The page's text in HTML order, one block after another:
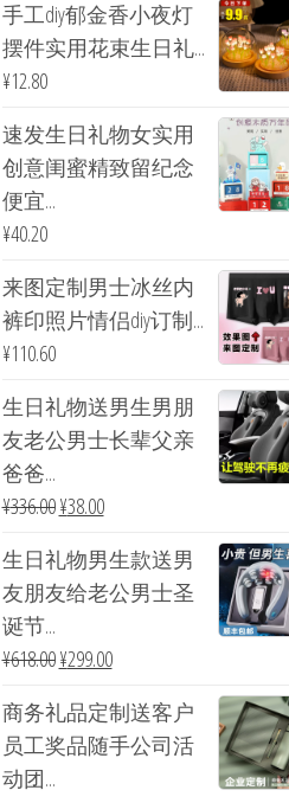
手工diy郁金香小夜灯
摆件实用花束生日礼...
¥12.80
速发生日礼物女实用
创意闺蜜精致留纪念
便宜...
¥40.20
来图定制男士冰丝内
裤印照片情侣diy订制...
¥110.60
生日礼物送男生男朋
友老公男士长辈父亲
爸爸...
¥336.00¥38.00
生日礼物男生款送男
友朋友给老公男士圣
诞节...
¥618.00¥299.00
商务礼品定制送客户
员工奖品随手公司活
动团...